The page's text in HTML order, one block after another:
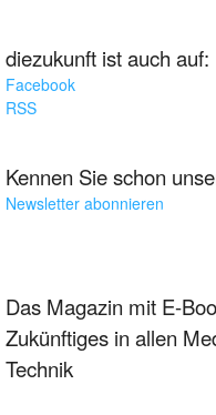
diezukunft ist auch auf:
Facebook
RSS
Kennen Sie schon
Newsletter abonnieren
Das Magazin mit E-
Zukünftiges in allen
Technik